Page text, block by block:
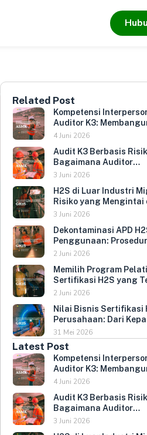
Related Post
Kompetensi
Auditor K3:
Hubungan yang
Sukarela
4 Juni 2026
Audit K3 Berbasis
Bagaimana Auditor
Memprioritaskan Area
Perusahaan
3 Juni 2026
H2S di Luar Industri
Risiko yang Mengintai
Berbagai Sektor
3 Juni 2026
Dekontaminasi APD
Penggunaan:
Melindungi Pengguna
Umur Peralatan
2 Juni 2026
Memilih Program
Sertifikasi H2S yang
Kriteria Evaluasi untuk
2 Juni 2026
Nilai Bisnis Sertifikasi
Perusahaan: Dari
Regulasi ke
Kompetitif
31 Mei 2026
Latest Post
Kompetensi
Auditor K3:
Hubungan yang
Sukarela
4 Juni 2026
Audit K3 Berbasis
Bagaimana Auditor
Memprioritaskan Area
3 Juni 2026